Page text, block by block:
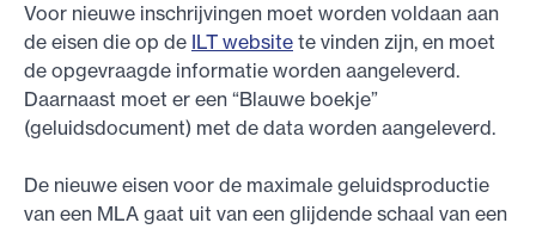
Voor nieuwe inschrijvingen moet worden voldaan aan
de eisen die op de ILT website te vinden zijn, en moet
de opgevraagde informatie worden aangeleverd.
Daarnaast moet er een “Blauwe boekje”
(geluidsdocument) met de data worden aangeleverd.
De nieuwe eisen voor de maximale geluidsproductie
van een MLA gaat uit van een glijdende schaal van een